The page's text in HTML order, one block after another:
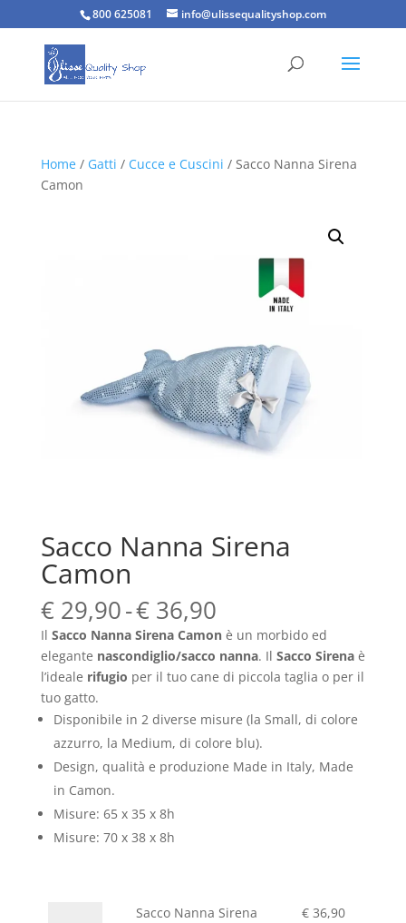
800 625081 info@ulissequalityshop.com
Home/ Gatti / Cucce e Cuscini / Sacco Nanna Sirena
Camon
Sacco Nanna Sirena
Camon
€29,90-€36,90Fascia
di
prezzo:
da
€ 29,90
a
€ 36,90
Il Sacco Nanna Sirena Camonè un morbido ed
elegante nascondiglio/sacco nanna. Il Sacco Sirenaè
l’ideale rifugio per il tuo cane di piccola taglia o per il
tuo gatto.
Disponibile in 2 diverse misure (la Small, di colore
azzurro, la Medium, di colore blu).
Design, qualità e produzione Made in Italy, Made
in Camon.
Misure: 65 x 35 x 8h
Misure: 70 x 38 x 8h
Sacco Nanna Sirena
€ 36,90